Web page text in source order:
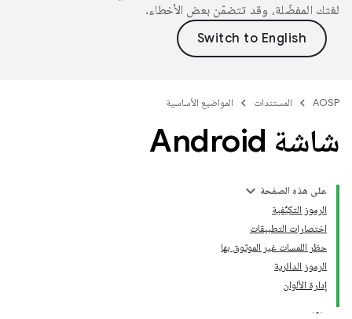
لغتك المفضّلة، وقد تتضمّن بعض الأخطاء.
AOSP المستندات المواضيع الأساسية
شاشة Android
على هذه الصفحة
الرموز التكيُّفية
اختصارات التطبيقات
حظر اللمسات غير الموثوق بها
الرموز الدائرية
إدارة الألوان